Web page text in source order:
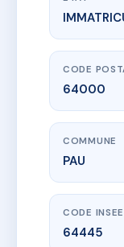
SDC
2-8 r des
CODE
64000
COMMUNE
PAU
CODE INSEE
64445